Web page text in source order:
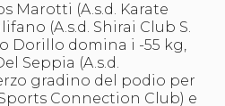
formativo
FISDIR
Marotti (A.s.d. Karate
(A.s.d. Shirai Club S.
Dorillo domina i -55 kg,
Seppia (A.s.d.
gradino del podio per
Connection Club) e